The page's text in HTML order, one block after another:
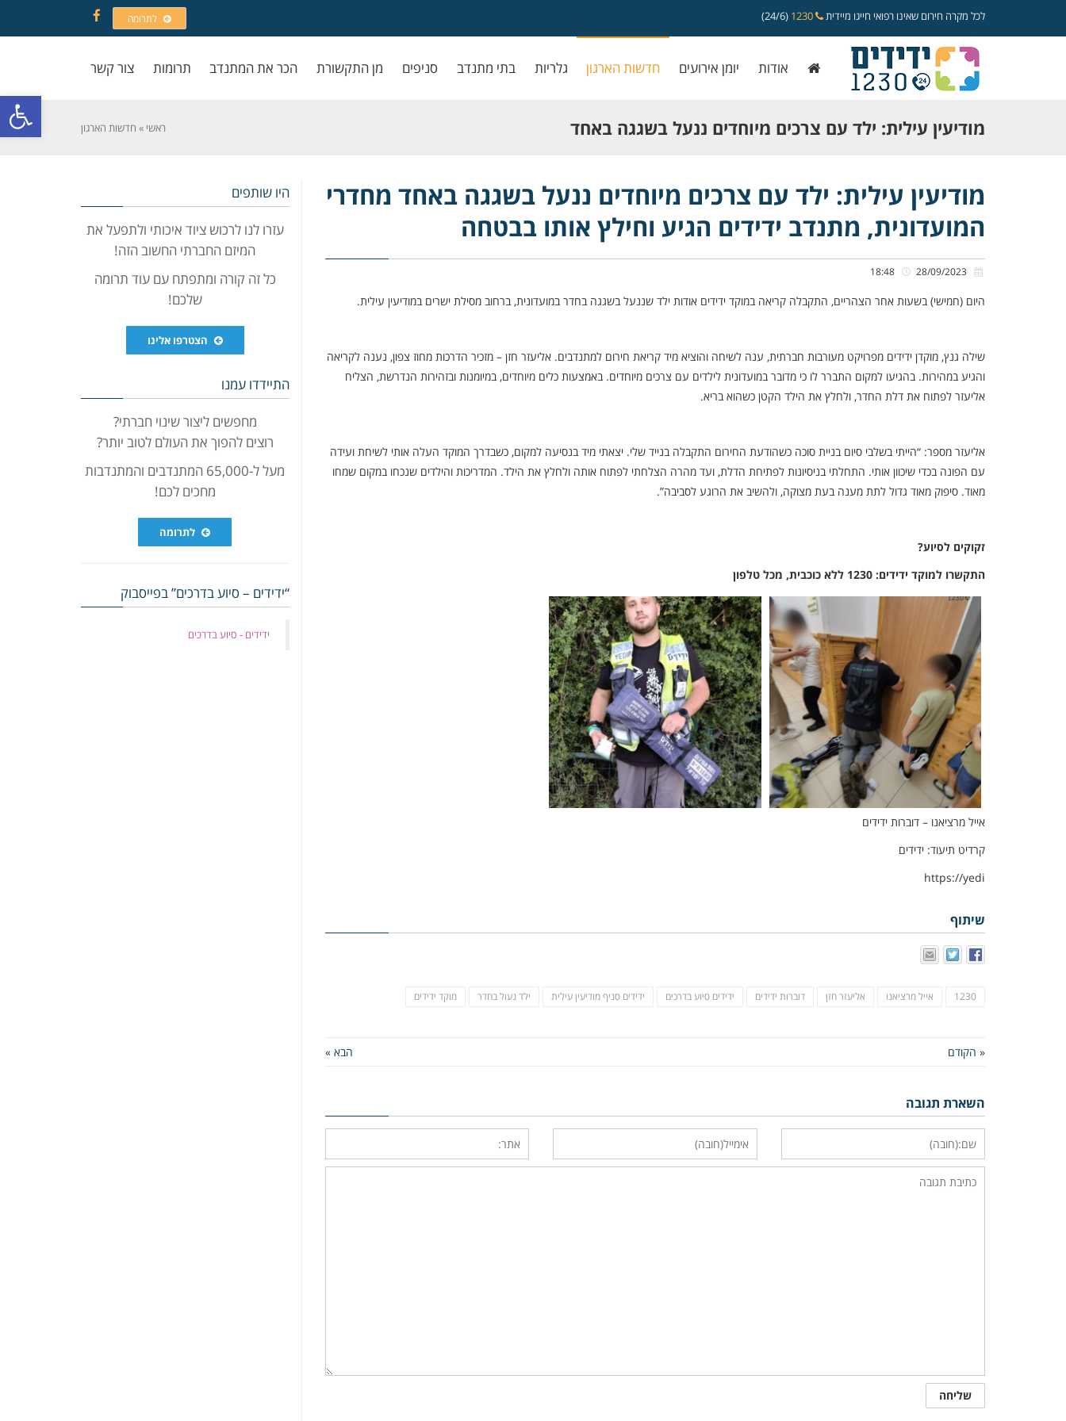
פתח
לכל מקרה חירום שאינו רפואי חייגו מיידית (24/6) לתרומה
Facebook
אודות יומן אירועים חדשות הארגון גלריות בתי מתנדב סניפים מן התקשורת הכר את המתנדב תרומות צור קשר
מודיעין עילית: ילד עם צרכים מיוחדים ננעל בשגגה באחד
מחדרי המועדונית, מתנדב ידידים הגיע וחילץ אותו בבטחה
ראשי » חדשות הארגון
מודיעין עילית: ילד עם צרכים מיוחדים ננעל בשגגה באחד מחדרי
המועדונית, מתנדב ידידים הגיע וחילץ אותו בבטחה
היום (חמישי) בשעות אחר הצהריים, התקבלה קריאה במוקד ידידים אודות ילד שננעל בשגגה בחדר במועדונית, ברחוב מסילת ישרים במודיעין עילית.
שילה גנץ, מוקדן ידידים מפרויקט מעורבות חברתית, ענה לשיחה והוציא מיד קריאת חירום למתנדבים. אליעזר חזן – מזכיר הדרכות מחוז צפון, נענה לקריאה
והגיע במהירות. בהגיעו למקום התברר לו כי מדובר במועדונית לילדים עם צרכים מיוחדים. באמצעות כלים מיוחדים, במיומנות ובזהירות הנדרשת, הצליח
אליעזר לפתוח את דלת החדר, ולחלץ את הילד הקטן כשהוא בריא.
אליעזר מספר: “הייתי בשלבי סיום בניית סוכה כשהודעת החירום התקבלה בנייד שלי. יצאתי מיד בנסיעה למקום, כשבדרך המוקד העלה אותי לשיחת ועידה
עם הפונה בכדי שיכוון אותי. התחלתי בניסיונות לפתיחת הדלת, ועד מהרה הצלחתי לפתוח אותה ולחלץ את הילד. המדריכות והילדים שנכחו במקום שמחו
מאוד. סיפוק מאוד גדול לתת מענה בעת מצוקה, ולהשיב את הרוגע לסביבה”.
זקוקים לסיוע?
התקשרו למוקד ידידים: 1230 ללא כוכבית, מכל טלפון
אייל מרציאנו – דוברות ידידים
קרדיט תיעוד: ידידים
https://yedi
שיתוף
1230 אייל מרציאנו אליעזר חזן דוברות ידידים ידידים סיוע בדרכים ידידים סניף מודיעין עילית ילד נעול בחדר מוקד ידידים
« הקודם הבא »
השארת תגובה
היו שותפים
עזרו לנו לרכוש ציוד איכותי ולתפעל את
המיזם החברתי החשוב הזה!
כל זה קורה ומתפתח עם עוד תרומה
שלכם!
הצטרפו אלינו
התיידדו עמנו
מחפשים ליצור שינוי חברתי?
רוצים להפוך את העולם לטוב יותר?
מעל ל-65,000 המתנדבים והמתנדבות
מחכים לכם!
לתרומה
“ידידים – סיוע בדרכים” בפייסבוק
‏ידידים - סיוע בדרכים